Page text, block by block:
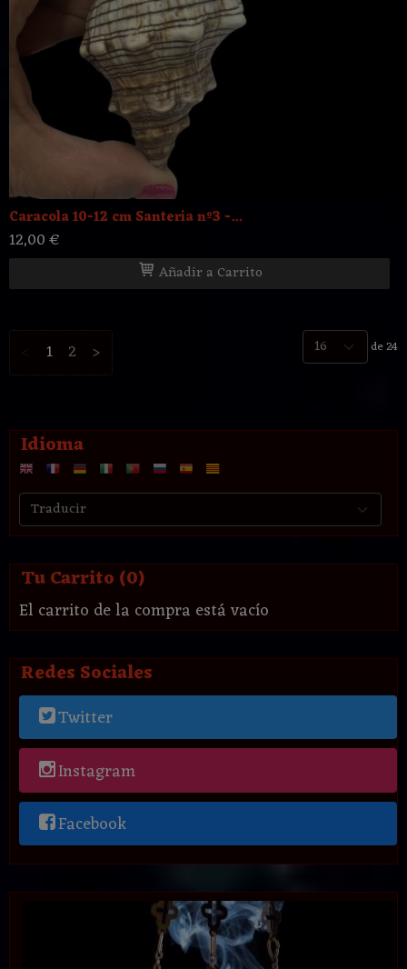
Idioma
Tu Carrito (0)
El carrito de la compra está vacío
Redes Sociales
Twitter
Instagram
Facebook
Caracola 10-12 cm Santeria nº3 -...
12,00 €
Añadir a Carrito
1 2 > de 24